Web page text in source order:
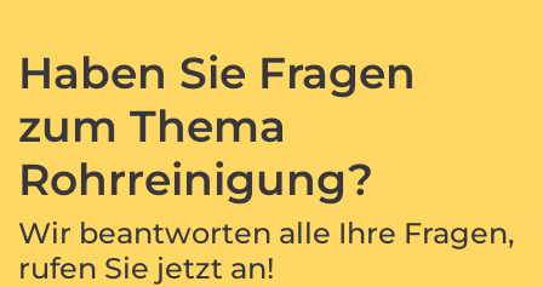
Haben Sie Fragen
zum Thema
Rohrreinigung?
Wir beantworten alle Ihre Fragen,
rufen Sie jetzt an!